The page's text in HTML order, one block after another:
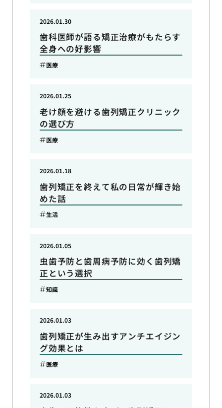
歯科医師が語る矯正治療がもたらす
全身への好影響
2026.01.30
医療
老け顔を避ける歯列矯正クリニック
の選び方
2026.01.25
医療
歯列矯正を終えて私の日常が輝き始
めた話
2026.01.18
生活
虫歯予防と歯周病予防に効く歯列矯
正という選択
2026.01.05
知識
歯列矯正が生み出すアンチエイジン
グ効果とは
2026.01.03
医療
2026.01.03